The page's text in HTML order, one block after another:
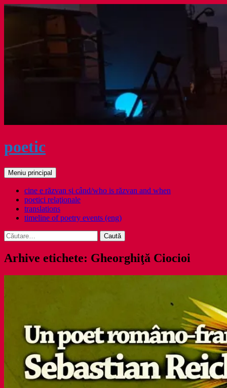
Sari
poetic
Caută
Meniu principal
cine e răzvan și când/who is răzvan and when
poetici relaţionale
translations
timeline of poetry events (eng)
Caută
după:
Arhive etichete: Gheorghiţă Ciocioi